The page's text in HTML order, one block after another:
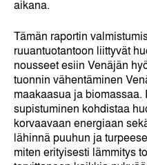
aikana.
Tämän raportin
ruuantuotantoon liittyvät
nousseet esiin Venäjän
tuonnin vähentäminen
maakaasua ja
supistuminen kohdistaa
korvaavaan energiaan
lähinnä puuhun ja
miten erityisesti lämmitys